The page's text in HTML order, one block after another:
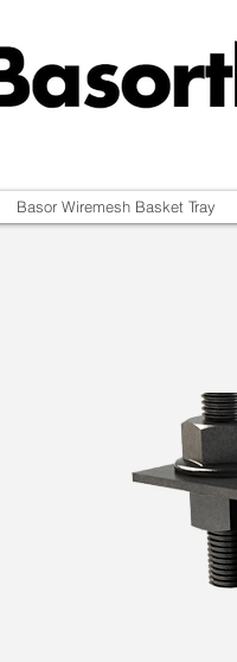
Basor Wiremesh Basket Tray